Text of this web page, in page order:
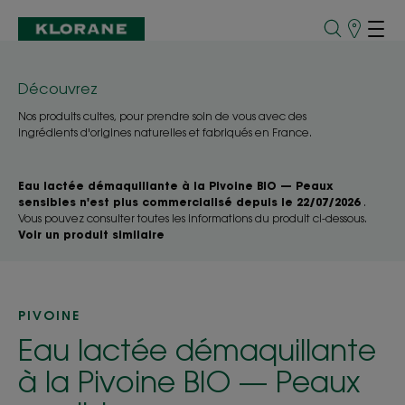
Points
Eau lactée démaquillante à la Pivoine BIO — Peaux
sensibles n'est plus commercialisé depuis le 22/07/2026 .
Vous pouvez consulter toutes les informations du produit ci-dessous.
Voir un produit similaire
Découvrez
Nos produits cultes, pour prendre soin de vous avec des
ingrédients d'origines naturelles et fabriqués en France.
PIVOINE
Eau lactée démaquillante
à la Pivoine BIO — Peaux